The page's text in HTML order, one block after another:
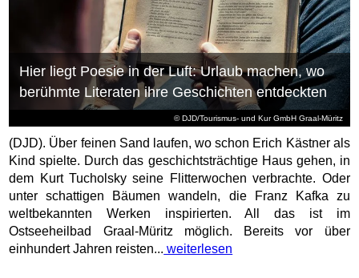
© DJD/Tourismus- und Kur GmbH Graal-Müritz
Hier liegt Poesie in der Luft: Urlaub machen, wo
berühmte Literaten ihre Geschichten entdeckten
(DJD). Über feinen Sand laufen, wo schon Erich Kästner als
Kind spielte. Durch das geschichtsträchtige Haus gehen, in
dem Kurt Tucholsky seine Flitterwochen verbrachte. Oder
unter schattigen Bäumen wandeln, die Franz Kafka zu
weltbekannten Werken inspirierten. All das ist im
Ostseeheilbad Graal-Müritz möglich. Bereits vor über
einhundert Jahren reisten... weiterlesen